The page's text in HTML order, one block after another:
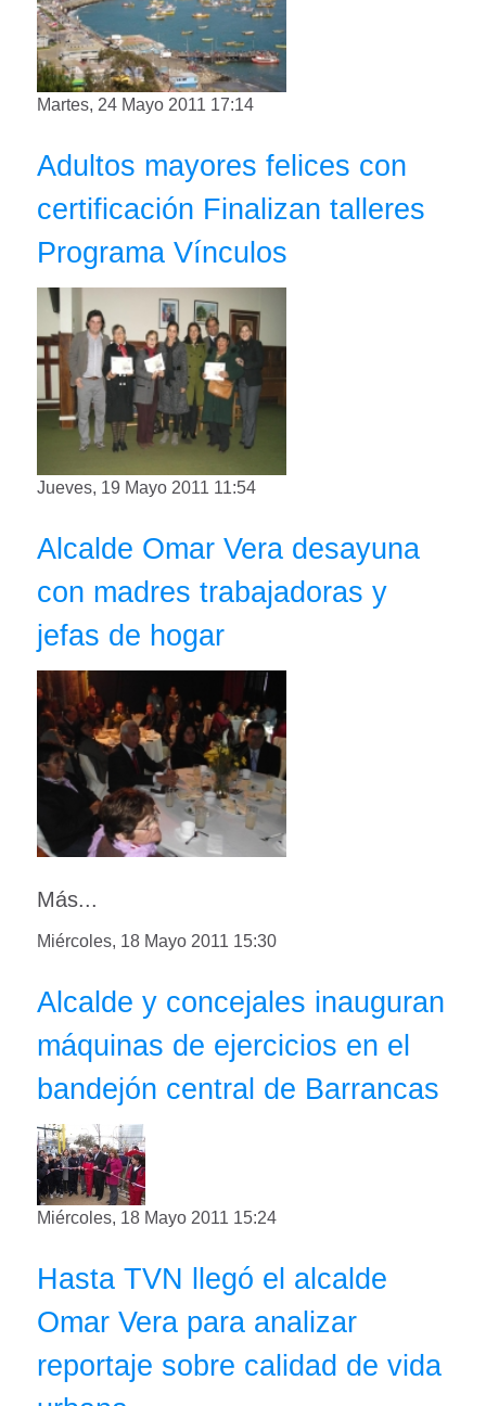
Martes, 24 Mayo 2011 17:14
Adultos mayores felices con
certificación Finalizan talleres
Programa Vínculos
Jueves, 19 Mayo 2011 11:54
Alcalde Omar Vera desayuna
con madres trabajadoras y
jefas de hogar
Más...
Miércoles, 18 Mayo 2011 15:30
Alcalde y concejales inauguran
máquinas de ejercicios en el
bandejón central de Barrancas
Miércoles, 18 Mayo 2011 15:24
Hasta TVN llegó el alcalde
Omar Vera para analizar
reportaje sobre calidad de vida